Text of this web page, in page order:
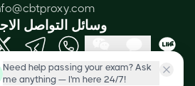
وسائل التواصل
Need help passing your exam? Ask
me anything — I'm here 24/7!